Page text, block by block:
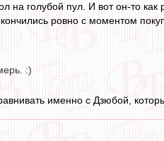
на голубой пул. И вот он-то
ровно с моментом
:)
именно с Дзюбой,